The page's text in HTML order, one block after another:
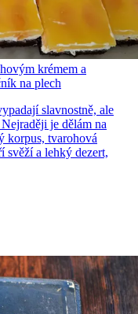
krémem a
na plech
slavnostně, ale
je dělám na
korpus, tvarohová
svěží a lehký dezert,